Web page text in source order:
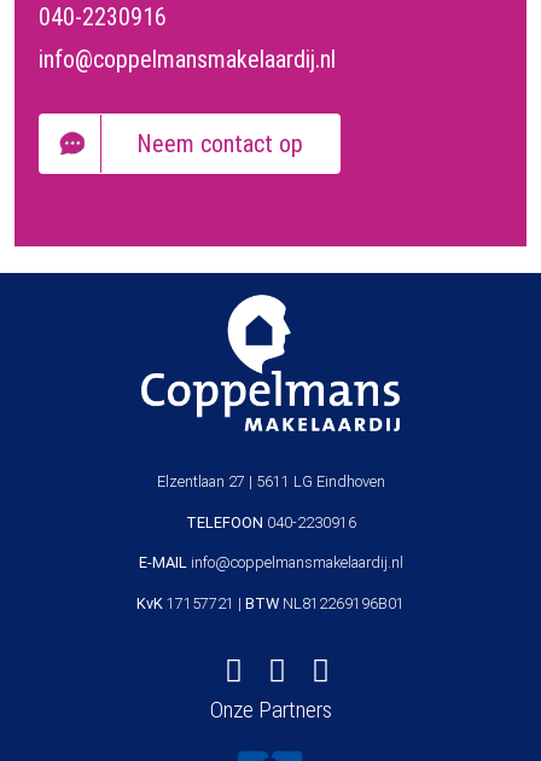
040-2230916
info@coppelmansmakelaardij.nl
Neem contact op
Elzentlaan 27 | 5611 LG Eindhoven
TELEFOON 040-2230916
E-MAILinfo@coppelmansmakelaardij.nl
KvK 17157721 | BTW NL812269196B01
Onze Partners